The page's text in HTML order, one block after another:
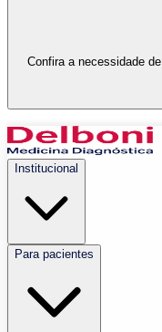
Confira a necessidade
Institucional
Para pacientes